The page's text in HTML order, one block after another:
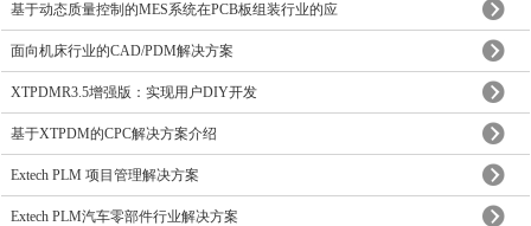
基于动态质量控制的MES系统在PCB板组装行业的应
面向机床行业的CAD/PDM解决方案
XTPDMR3.5增强版：实现用户DIY开发
基于XTPDM的CPC解决方案介绍
Extech PLM 项目管理解决方案
Extech PLM汽车零部件行业解决方案